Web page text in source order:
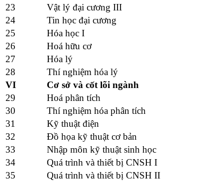
23
Vật lý đại cương III
24
Tin học đại cương
25
Hóa học I
26
Hoá hữu cơ
27
Hóa lý
28
Thí nghiệm hóa lý
VI
Cơ sở và cốt lõi ngành
29
Hoá phân tích
30
Thí nghiệm hóa phân tích
31
Kỹ thuật điện
32
Đồ họa kỹ thuật cơ bản
33
Nhập môn kỹ thuật sinh học
34
Quá trình và thiết bị CNSH I
35
Quá trình và thiết bị CNSH II